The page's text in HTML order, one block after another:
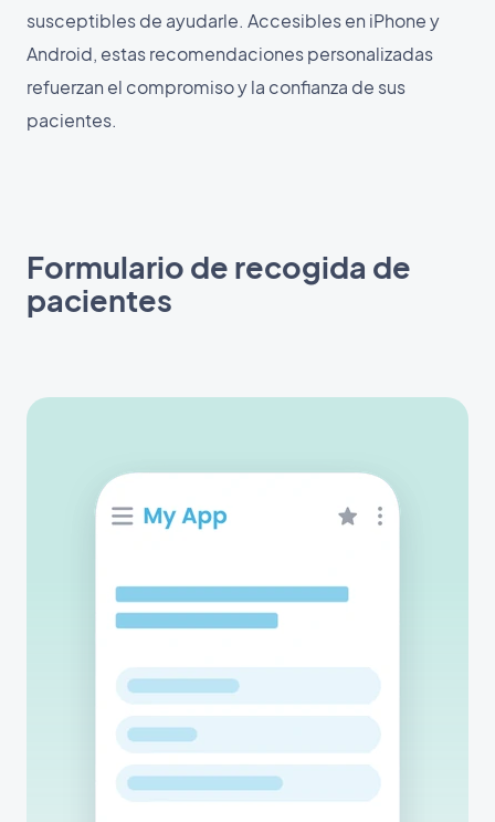
susceptibles de ayudarle. Accesibles en iPhone y
Android, estas recomendaciones personalizadas
refuerzan el compromiso y la confianza de sus
pacientes.
Formulario de recogida de
pacientes